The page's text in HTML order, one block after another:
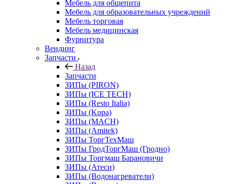
Мебель для общепита
Мебель для образовательных учреждений
Мебель торговая
Мебель медицинская
Фурнитура
Вендинг
Запчасти
Назад
Запчасти
ЗИПы (PIRON)
ЗИПы (ICE TECH)
ЗИПы (Resto Italia)
ЗИПы (Kopa)
ЗИПы (MACH)
ЗИПы (Amitek)
ЗИПы ТоргТехМаш
ЗИПы ГродТоргМаш (Гродно)
ЗИПы Торгмаш Барановичи
ЗИПы (Атеси)
ЗИПы (Водонагреватели)